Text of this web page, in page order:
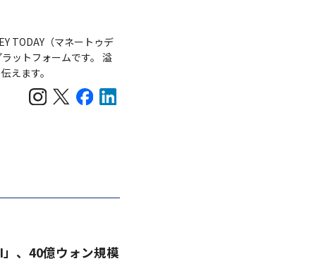
TODAY（マネートゥデ
ットフォームです。 溢
えます。
、40億ウォン規模